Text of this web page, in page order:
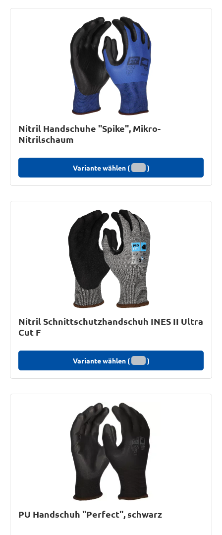
Nitril Handschuhe "Spike", Mikro-
Nitrilschaum
Variante wählen ( )
Nitril Schnittschutzhandschuh INES II Ultra
Cut F
Variante wählen ( )
PU Handschuh "Perfect", schwarz